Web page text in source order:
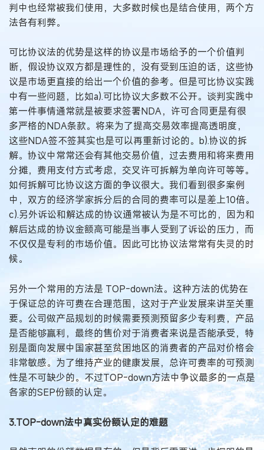
判中也经常被我们使用，大多数时候也是结合使用，两个方
法各有利弊。
可比协议法的优势是这样的协议是市场给予的一个价值判
断，假设协议双方都是理性的，没有受到压迫的话，这些协
议是市场更直接的给出一个价值的参考。但是可比协议实践
中有一些问题，比如a).可比协议大多数不公开。谈判实践中
第一件事情通常就是被要求签署NDA，许可合同更是有很
多严格的NDA条款。将来为了提高交易效率提高透明度，
这些NDA签不签其实也是可以再重新讨论的。b).协议的拆
解。协议中常常还会有其他交易价值，过去费用和将来费用
分摊，费用支付方式考虑，交叉许可拆解为单向许可等等。
如何拆解可比协议这方面的争议很大。我们看到很多案例
中，双方的经济学家拆分后的合同的费率可以是差上10倍。
c).另外诉讼和解达成的协议通常被认为是不可比的，因为和
解后达成的协议金额高可能是当事人受到了诉讼的压力，而
不仅仅是专利的市场价值。因此可比协议法常常有失灵的时
候。
另外一个常用的方法是 TOP-down法。这种方法的优势在
于保证总的许可费在合理范围，这对于产业发展来讲至关重
要。公司做产品规划的时候需要预测预留多少专利费，产品
是否能够赢利，最终的售价对于消费者来说是否能承受，特
别是面向发展中国家甚至贫困地区的消费者的产品对价格会
非常敏感。为了维持产业的健康发展，总许可费率的可预测
性是不可缺少的。不过TOP-down方法中争议最多的一点是
各家的SEP份额的认定。
3.TOP-down法中真实份额认定的难题